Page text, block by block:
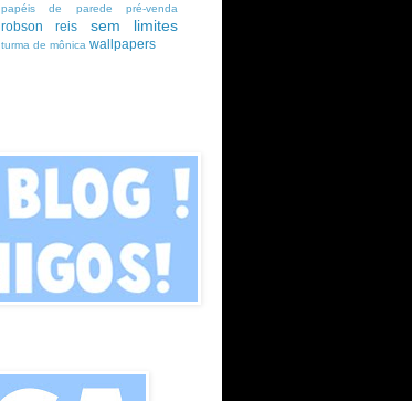
papéis de parede
pré-venda
robson reis sem limites
turma de mônica wallpapers